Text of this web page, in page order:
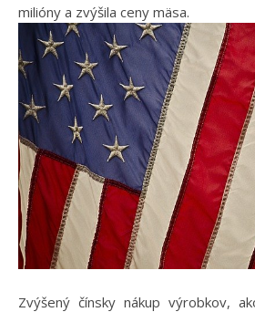
milióny a zvýšila ceny mäsa.
Zvýšený čínsky nákup výrobkov,